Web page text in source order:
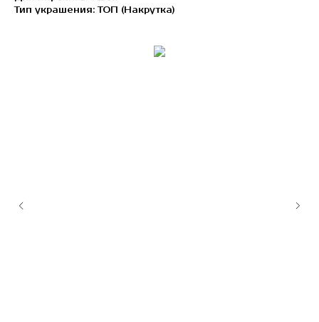
Тип украшения: ТОП (Накрутка)